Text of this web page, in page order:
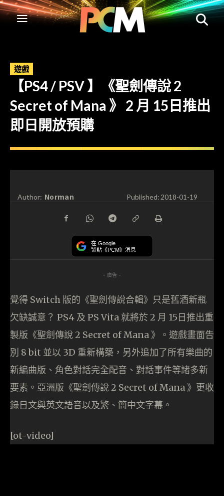
遊戲
【PS4 / PSV 】《聖劍傳說 2
Secret of Mana 》 2 月 15日推出
即日開放預購
Author: Norman Published:2018-01-19
在 Google
緊貼《PCM》消息
- 廣告 -
覺得 Switch 版的《聖劍傳說合輯》只是舊酒新瓶
欠缺誠意？ PS4 及 PS Vita 就將於 2 月 15日推出重
製版《聖劍傳說 2 Secret of Mana 》。遊戲畫面告
別 8 bit 並以 3D 重新構築，另外追加了所有樂曲的
新編曲版、角色對話完全配音、對話事件等諸多新
要素。亞洲版《聖劍傳說 2 Secret of Mana 》更收
錄日文與英文語音以及繁、簡中文字幕。
[ot-video]